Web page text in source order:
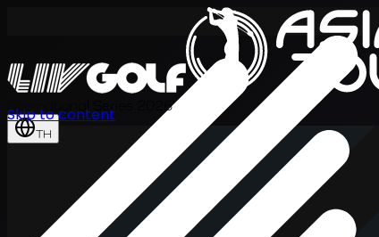
International Series 2026
TH
Skip to content